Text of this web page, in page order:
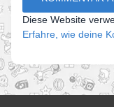
Diese Website
Erfahre, wie deine